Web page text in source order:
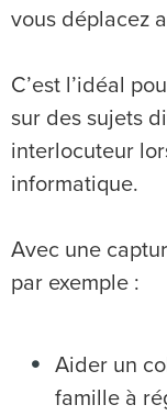
vous déplacez
C’est l’idéal
sur des sujets
interlocuteur
informatique.
Avec une
par exemple :
Aider un
famille à